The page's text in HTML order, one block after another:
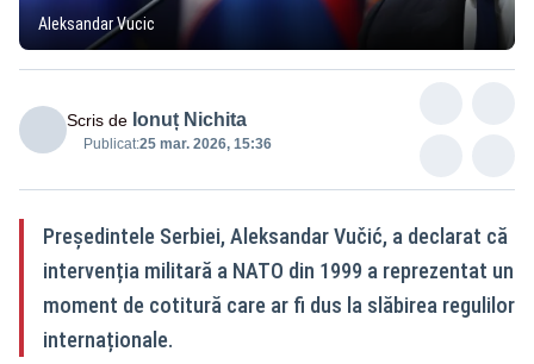
Aleksandar Vucic
Scris de Ionuț Nichita
Publicat:25 mar. 2026, 15:36
Președintele Serbiei, Aleksandar Vučić, a declarat că
intervenția militară a NATO din 1999 a reprezentat un
moment de cotitură care ar fi dus la slăbirea regulilor
internaționale.